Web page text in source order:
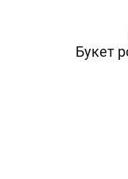
Букет